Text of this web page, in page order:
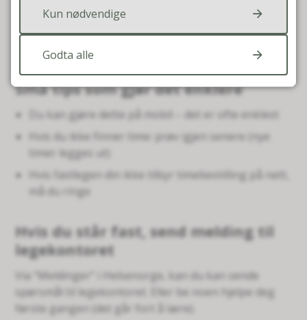
Ferdig!
Fastlegen behandler det, og du får beskjed når det er
Små tips som gjør det enklere
Du kan gjøre dette på mobil – det er ofte enklest
Hvis du ikke finner time: prøv igjen senere (nye
timer legges ut)
Hvis fastlegen din ikke tilbyr timebestilling på nett,
må du ringe
Hvis du står fast, send melding til
legekontoret
Via “Meldinger” i Helsenorge, kan du kan sende
spørsmål til legekontoret. Eller be noen hjelpe deg
første gangen (det går fort å lære).
Kun nødvendige
Godta alle